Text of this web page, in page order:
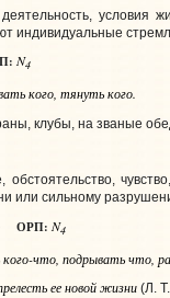
деятельность,
индивидуальные
N4
кого, тянутького.
клубы, на званые
обстоятельство,
или сильному
ОРП: N4
кого-что, подрыватьчто,
ее новой жизни (Л.